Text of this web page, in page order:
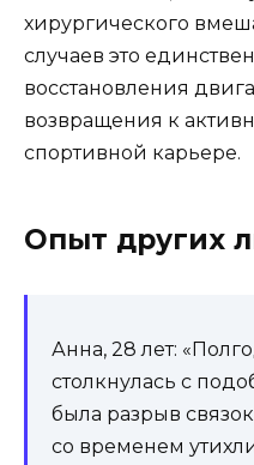
хирургического
случаев это
восстановления
возвращения к
спортивной карьере.
Опыт других
Анна, 28 лет:
столкнулась с
была разрыв
со временем